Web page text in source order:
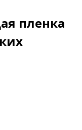
пленка